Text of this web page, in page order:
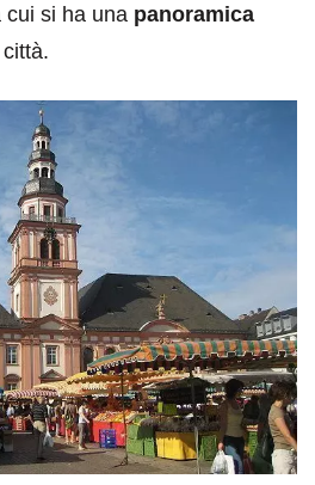
si ha una panoramica